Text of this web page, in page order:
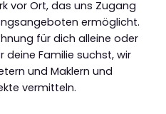
vor Ort, das uns Zugang
ermöglicht.
für dich alleine oder
Familie suchst, wir
und Maklern und
vermitteln.